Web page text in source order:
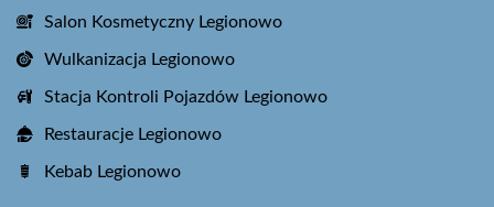
Salon Kosmetyczny Legionowo
Wulkanizacja Legionowo
Stacja Kontroli Pojazdów Legionowo
Restauracje Legionowo
Kebab Legionowo